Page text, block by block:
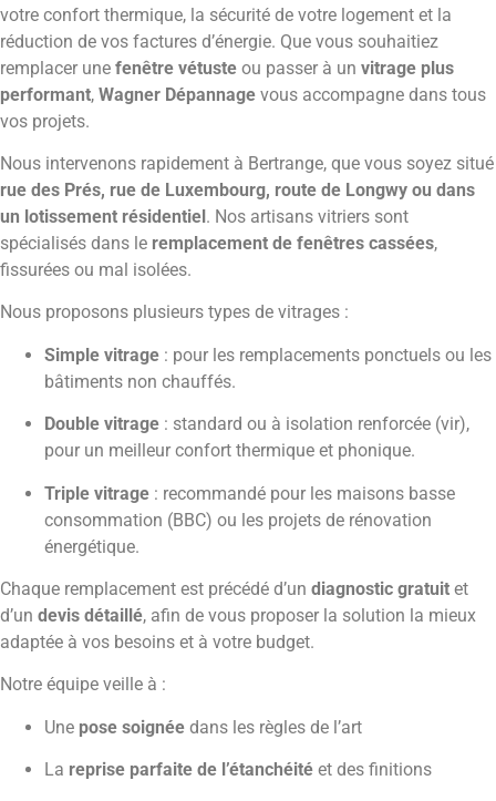
votre confort thermique, la sécurité de votre logement et la
réduction de vos factures d’énergie. Que vous souhaitiez
remplacer une fenêtre vétuste ou passer à un vitrage plus
performant, Wagner Dépannage vous accompagne dans tous
vos projets.
Nous intervenons rapidement à Bertrange, que vous soyez situé
rue des Prés, rue de Luxembourg, route de Longwy ou dans
un lotissement résidentiel. Nos artisans vitriers sont
spécialisés dans le remplacement de fenêtres cassées,
fissurées ou mal isolées.
Nous proposons plusieurs types de vitrages :
Simple vitrage : pour les remplacements ponctuels ou les
bâtiments non chauffés.
Double vitrage : standard ou à isolation renforcée (vir),
pour un meilleur confort thermique et phonique.
Triple vitrage : recommandé pour les maisons basse
consommation (BBC) ou les projets de rénovation
énergétique.
Chaque remplacement est précédé d’un diagnostic gratuit et
d’un devis détaillé, afin de vous proposer la solution la mieux
adaptée à vos besoins et à votre budget.
Notre équipe veille à :
Une pose soignée dans les règles de l’art
La reprise parfaite de l’étanchéité et des finitions